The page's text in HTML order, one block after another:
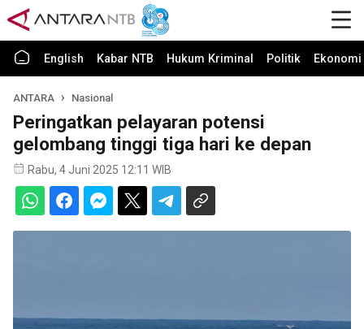
English Kabar NTB Hukum Kriminal Politik
ANTARA Nasional
Peringatkan pelayaran potensi
gelombang tinggi tiga hari ke depan
Rabu, 4 Juni 2025 12:11 WIB